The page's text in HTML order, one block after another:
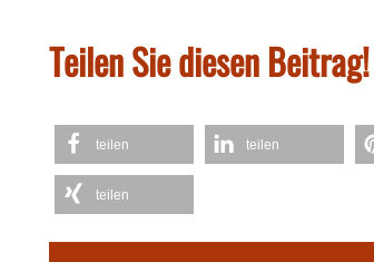
Teilen Sie diesen Beitrag!
teilen teilen
teilen